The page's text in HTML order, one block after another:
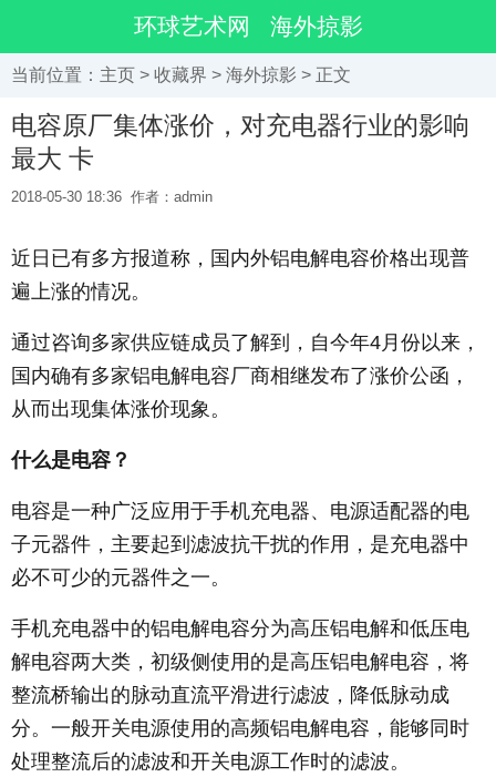
环球艺术网 海外掠影
当前位置： 主页 > 收藏界 > 海外掠影 > 正文
电容原厂集体涨价，对充电器行业的影响
最大 卡
2018-05-30 18:36 作者：admin
近日已有多方报道称，国内外铝电解电容价格出现普
遍上涨的情况。
通过咨询多家供应链成员了解到，自今年4月份以来，
国内确有多家铝电解电容厂商相继发布了涨价公函，
从而出现集体涨价现象。
什么是电容？
电容是一种广泛应用于手机充电器、电源适配器的电
子元器件，主要起到滤波抗干扰的作用，是充电器中
必不可少的元器件之一。
手机充电器中的铝电解电容分为高压铝电解和低压电
解电容两大类，初级侧使用的是高压铝电解电容，将
整流桥输出的脉动直流平滑进行滤波，降低脉动成
分。一般开关电源使用的高频铝电解电容，能够同时
处理整流后的滤波和开关电源工作时的滤波。